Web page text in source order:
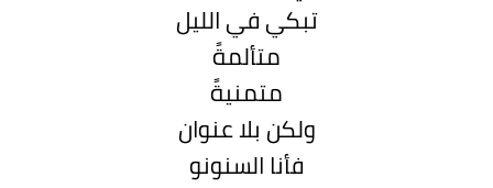
تبكي في الليل
متألمةً
متمنيةً
ولكن بلا عنوان
فأنا السنونو